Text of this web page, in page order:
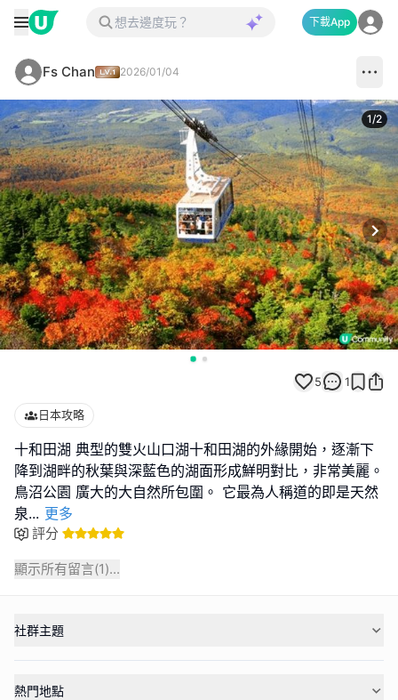
下載App
Fs Chan 2026/01/04
1/2
5 1
日本攻略
十和田湖 典型的雙火山口湖十和田湖的外緣開始，逐漸下
降到湖畔的秋葉與深藍色的湖面形成鮮明對比，非常美麗。
鳥沼公園 廣大的大自然所包圍。 它最為人稱道的即是天然
泉... 更多
評分
顯示所有留言(1)...
社群主題
熱門地點